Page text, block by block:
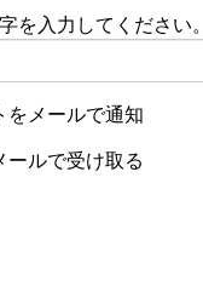
を入力してください。
をメールで通知
ールで受け取る